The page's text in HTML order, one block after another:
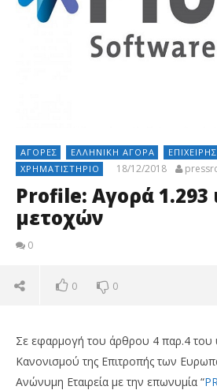
ΑΓΟΡΈΣ ΕΛΛΗΝΙΚΉ ΑΓΟΡΆ
ΧΡΗΜΑΤΙΣΤΉΡΙΟ
18/12/2018
Profile: Αγορά 1.293
μετοχών
0
0 0
Σε εφαρμογή του άρθρου 4 παρ.4 του
Κανονισμού της Επιτροπής των
Ανώνυμη Εταιρεία με την επωνυμία “